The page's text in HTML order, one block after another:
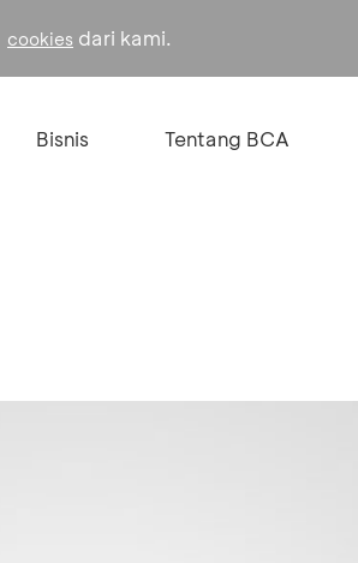
cookies dari kami.
Bisnis Tentang BCA